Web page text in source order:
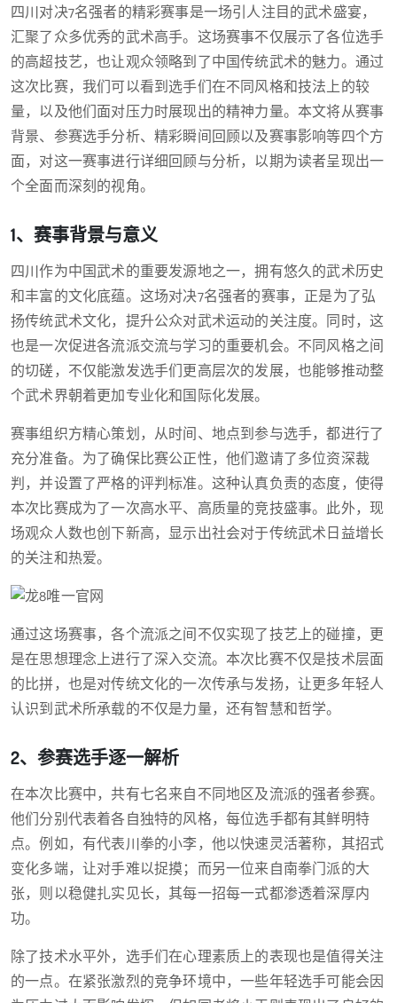
四川对决7名强者的精彩赛事是一场引人注目的武术盛宴，
汇聚了众多优秀的武术高手。这场赛事不仅展示了各位选手
的高超技艺，也让观众领略到了中国传统武术的魅力。通过
这次比赛，我们可以看到选手们在不同风格和技法上的较
量，以及他们面对压力时展现出的精神力量。本文将从赛事
背景、参赛选手分析、精彩瞬间回顾以及赛事影响等四个方
面，对这一赛事进行详细回顾与分析，以期为读者呈现出一
个全面而深刻的视角。
1、赛事背景与意义
四川作为中国武术的重要发源地之一，拥有悠久的武术历史
和丰富的文化底蕴。这场对决7名强者的赛事，正是为了弘
扬传统武术文化，提升公众对武术运动的关注度。同时，这
也是一次促进各流派交流与学习的重要机会。不同风格之间
的切磋，不仅能激发选手们更高层次的发展，也能够推动整
个武术界朝着更加专业化和国际化发展。
赛事组织方精心策划，从时间、地点到参与选手，都进行了
充分准备。为了确保比赛公正性，他们邀请了多位资深裁
判，并设置了严格的评判标准。这种认真负责的态度，使得
本次比赛成为了一次高水平、高质量的竞技盛事。此外，现
场观众人数也创下新高，显示出社会对于传统武术日益增长
的关注和热爱。
通过这场赛事，各个流派之间不仅实现了技艺上的碰撞，更
是在思想理念上进行了深入交流。本次比赛不仅是技术层面
的比拼，也是对传统文化的一次传承与发扬，让更多年轻人
认识到武术所承载的不仅是力量，还有智慧和哲学。
2、参赛选手逐一解析
在本次比赛中，共有七名来自不同地区及流派的强者参赛。
他们分别代表着各自独特的风格，每位选手都有其鲜明特
点。例如，有代表川拳的小李，他以快速灵活著称，其招式
变化多端，让对手难以捉摸；而另一位来自南拳门派的大
张，则以稳健扎实见长，其每一招每一式都渗透着深厚内
功。
除了技术水平外，选手们在心理素质上的表现也是值得关注
的一点。在紧张激烈的竞争环境中，一些年轻选手可能会因